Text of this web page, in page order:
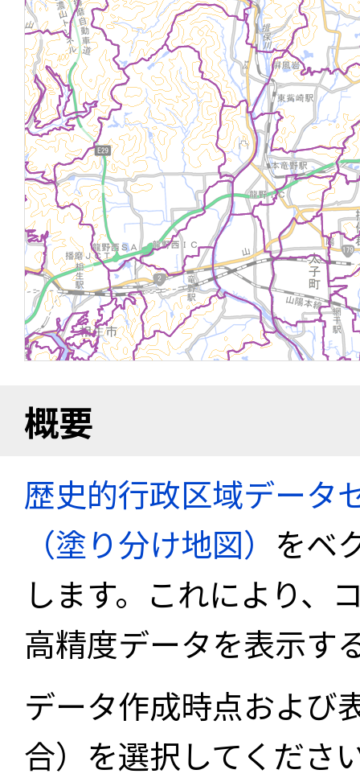
概要
歴史的行政区域データ
（塗り分け地図） をベ
します。これにより、
高精度データを表示す
データ作成時点および
合）を選択してくださ